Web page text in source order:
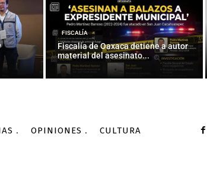
FISCALÍA
Fiscalía de Oaxaca detiene a autor
material del asesinato...
OPINIONES CULTURA
a lidiar con Guardia...